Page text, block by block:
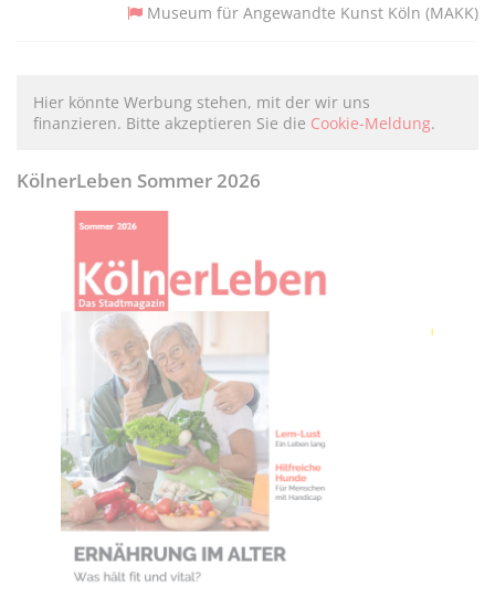
Museum für Angewandte Kunst Köln (MAKK)
Hier könnte Werbung stehen, mit der wir uns
finanzieren. Bitte akzeptieren Sie die Cookie-Meldung.
KölnerLeben Sommer 2026